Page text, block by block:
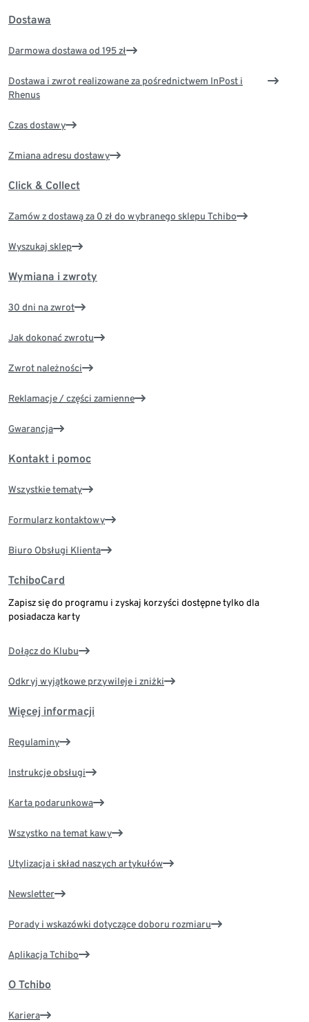
Dostawa
Darmowa dostawa od 195 zł
Dostawa i zwrot realizowane za pośrednictwem InPost i
Rhenus
Czas dostawy
Zmiana adresu dostawy
Click & Collect
Zamów z dostawą za 0 zł do wybranego sklepu Tchibo
Wyszukaj sklep
Wymiana i zwroty
30 dni na zwrot
Jak dokonać zwrotu
Zwrot należności
Reklamacje / części zamienne
Gwarancja
Kontakt i pomoc
Wszystkie tematy
Formularz kontaktowy
Biuro Obsługi Klienta
TchiboCard
Zapisz się do programu i zyskaj korzyści dostępne tylko dla
posiadacza karty
Dołącz do Klubu
Odkryj wyjątkowe przywileje i zniżki
Więcej informacji
Regulaminy
Instrukcje obsługi
Karta podarunkowa
Wszystko na temat kawy
Utylizacja i skład naszych artykułów
Newsletter
Porady i wskazówki dotyczące doboru rozmiaru
Aplikacja Tchibo
O Tchibo
Kariera